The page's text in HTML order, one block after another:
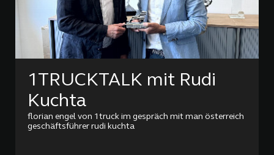
1TRUCKTALK mit Rudi
Kuchta
florian engel von 1truck im gespräch mit man österreich
geschäftsführer rudi kuchta